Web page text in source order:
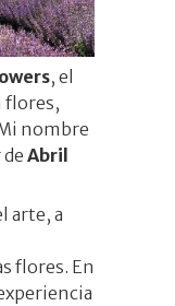
, el
flores,
nombre
Abril
arte, a
flores. En